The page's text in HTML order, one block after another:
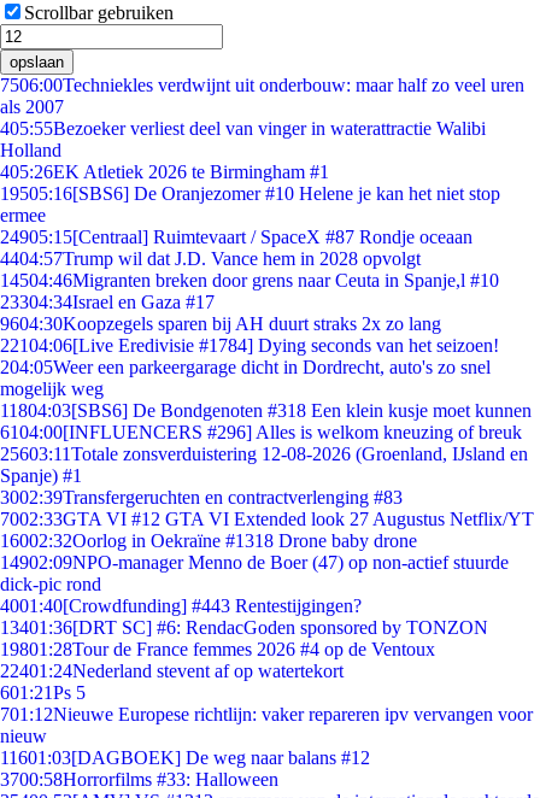
Scrollbar gebruiken
opslaan
7506:00Techniekles verdwijnt uit onderbouw: maar half zo veel uren
als 2007
405:55Bezoeker verliest deel van vinger in waterattractie Walibi
Holland
405:26EK Atletiek 2026 te Birmingham #1
19505:16[SBS6] De Oranjezomer #10 Helene je kan het niet stop
ermee
24905:15[Centraal] Ruimtevaart / SpaceX #87 Rondje oceaan
4404:57Trump wil dat J.D. Vance hem in 2028 opvolgt
14504:46Migranten breken door grens naar Ceuta in Spanje,l #10
23304:34Israel en Gaza #17
9604:30Koopzegels sparen bij AH duurt straks 2x zo lang
22104:06[Live Eredivisie #1784] Dying seconds van het seizoen!
204:05Weer een parkeergarage dicht in Dordrecht, auto's zo snel
mogelijk weg
11804:03[SBS6] De Bondgenoten #318 Een klein kusje moet kunnen
6104:00[INFLUENCERS #296] Alles is welkom kneuzing of breuk
25603:11Totale zonsverduistering 12-08-2026 (Groenland, IJsland en
Spanje) #1
3002:39Transfergeruchten en contractverlenging #83
7002:33GTA VI #12 GTA VI Extended look 27 Augustus Netflix/YT
16002:32Oorlog in Oekraïne #1318 Drone baby drone
14902:09NPO-manager Menno de Boer (47) op non-actief stuurde
dick-pic rond
4001:40[Crowdfunding] #443 Rentestijgingen?
13401:36[DRT SC] #6: RendacGoden sponsored by TONZON
19801:28Tour de France femmes 2026 #4 op de Ventoux
22401:24Nederland stevent af op watertekort
601:21Ps 5
701:12Nieuwe Europese richtlijn: vaker repareren ipv vervangen voor
nieuw
11601:03[DAGBOEK] De weg naar balans #12
3700:58Horrorfilms #33: Halloween